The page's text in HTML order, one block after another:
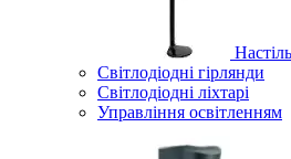
Світлодіодні гірлянди
Світлодіодні ліхтарі
Управління освітленням